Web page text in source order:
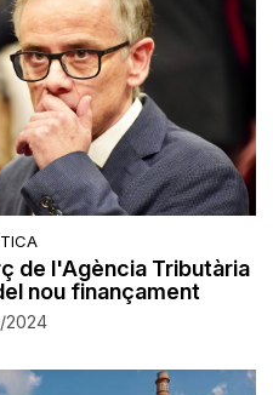
de l'Agència Tributària
nou finançament
2024